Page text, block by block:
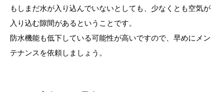
もしまだ水が入り込んでいないとしても、少なくとも空気が
入り込む隙間があるということです。
防水機能も低下している可能性が高いですので、早めにメン
テナンスを依頼しましょう。